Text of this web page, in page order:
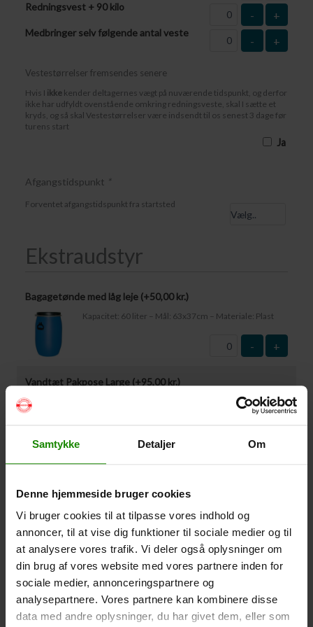
Samtykke Detaljer Om
Denne hjemmeside bruger cookies
Vi bruger cookies til at tilpasse vores indhold og
annoncer, til at vise dig funktioner til sociale medier og til
at analysere vores trafik. Vi deler også oplysninger om
din brug af vores website med vores partnere inden for
sociale medier, annonceringspartnere og
analysepartnere. Vores partnere kan kombinere disse
data med andre oplysninger, du har givet dem, eller som
Redningsvest + 90 kilo
- +
Medbringer selv følgende antal veste
- +
Vestestørrelser fremsendes senere
Hvis I ikke kender deltagernes vægt på nuværende tidspunkt, og derfor
ikke har udfyldt ovenstående omkring redningsveste, skal I sætte et
kryds, og så skal Vestestørrelser være indsendt til os senest 3 dage før
turens start
Ja
Afgangstidspunkt *
Forventet afgangstidspunkt fra startsted
Ekstraudstyr
Bagagetønde med låg leje (+50,00kr.)
Kapacitet: 60 liter – Mål: 63x37cm – Materiale: Plast
- +
Vandtæt Pakpose Large (+95,00kr.)
Volumen: 36 liter – Størrelse: 30x30x61cm. –
-
Volume: 6 liter – Størrelse: 18x18x35cm. – Materiale:
- +
Vandtæt Smartphone Etui (+
Størrelse 22,5×11,5cm. Telefonen kan betjenes når
den er i etuiet. Vandtæt ned til 1 meter.